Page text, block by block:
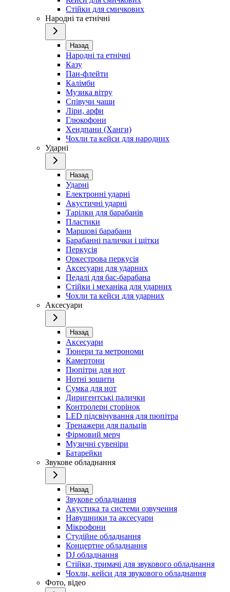
Стійки для смичкових
Народні та етнічні
Назад
Народні та етнічні
Казу
Пан-флейти
Калімби
Музика вітру
Співучи чаши
Ліри, арфи
Глюкофони
Хендпани (Ханги)
Чохли та кейси для народних
Ударні
Назад
Ударні
Електронні ударні
Акустичні ударні
Тарілки для барабанів
Пластики
Маршові барабани
Барабанні палички і щітки
Перкусія
Оркестрова перкусія
Аксесуари для ударних
Педалі для бас-барабана
Стійки і механіка для ударних
Чохли та кейси для ударних
Аксесуари
Назад
Аксесуари
Тюнери та метрономи
Камертони
Пюпітри для нот
Нотні зошити
Сумка для нот
Диригентські палички
Контролери сторінок
LED підсвічування для пюпітра
Тренажери для пальців
Фірмовий мерч
Музичні сувеніри
Батарейки
Звукове обладнання
Назад
Звукове обладнання
Акустика та системи озвучення
Навушники та аксесуари
Мікрофони
Студійне обладнання
Концертне обладнання
DJ обладнання
Стійки, тримачі для звукового обладнання
Чохли, кейси для звукового обладнання
Фото, відео